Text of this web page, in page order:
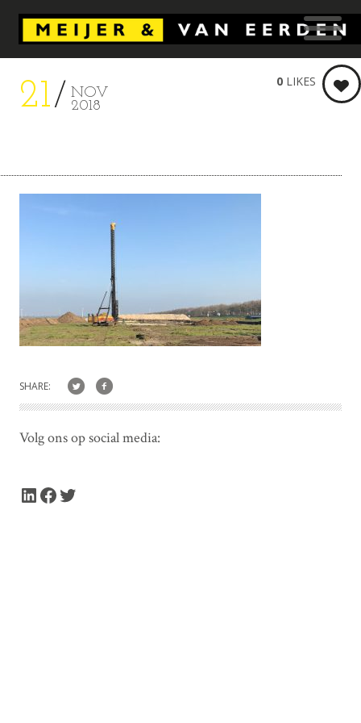
21
NOV
2018
0 LIKES
SHARE:
Volg ons op social media:
LinkedIn Facebook